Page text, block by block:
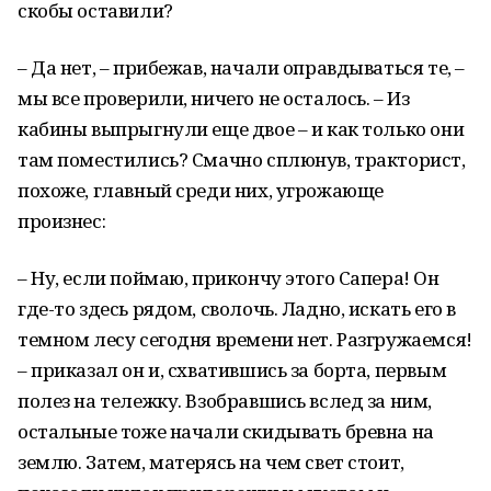
скобы оставили?
– Да нет, – прибежав, начали оправдываться те, –
мы все проверили, ничего не осталось. – Из
кабины выпрыгнули еще двое – и как только они
там поместились? Смачно сплюнув, тракторист,
похоже, главный среди них, угрожающе
произнес:
– Ну, если поймаю, прикончу этого Сапера! Он
где-то здесь рядом, сволочь. Ладно, искать его в
темном лесу сегодня времени нет. Разгружаемся!
– приказал он и, схватившись за борта, первым
полез на тележку. Взобравшись вслед за ним,
остальные тоже начали скидывать бревна на
землю. Затем, матерясь на чем свет стоит,